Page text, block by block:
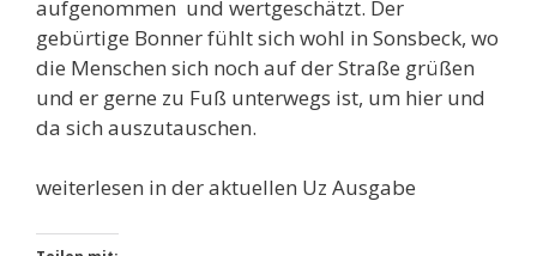
aufgenommen und wertgeschätzt. Der
gebürtige Bonner fühlt sich wohl in Sonsbeck, wo
die Menschen sich noch auf der Straße grüßen
und er gerne zu Fuß unterwegs ist, um hier und
da sich auszutauschen.
weiterlesen in der aktuellen Uz Ausgabe